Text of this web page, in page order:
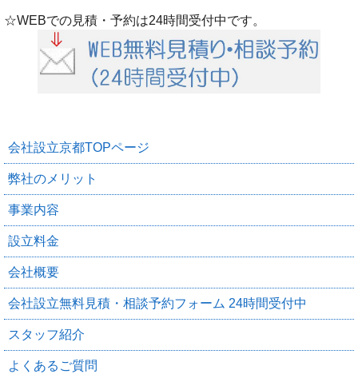
☆WEBでの見積・予約は24時間受付中です。
会社設立京都TOPページ
弊社のメリット
事業内容
設立料金
会社概要
会社設立無料見積・相談予約フォーム 24時間受付中
スタッフ紹介
よくあるご質問